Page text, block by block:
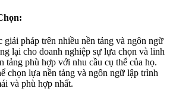
giải pháp trên nhiều nền tảng và ngôn ngữ
lại cho doanh nghiệp sự lựa chọn và linh
tảng phù hợp với nhu cầu cụ thể của họ.
chọn lựa nền tảng và ngôn ngữ lập trình
và phù hợp nhất.